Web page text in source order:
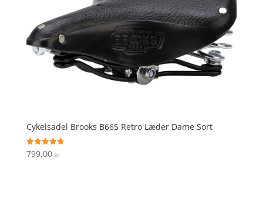
Cykelsadel Brooks B66S Retro Læder Dame Sort
Vurderet
4.8
799,00 kr.